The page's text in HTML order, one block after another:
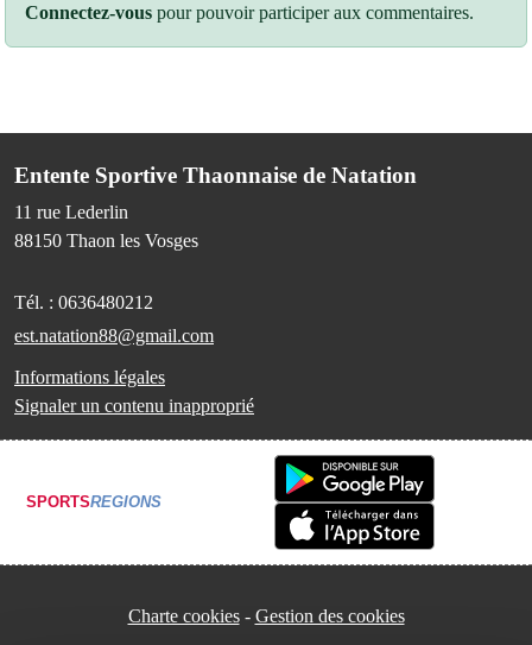
Connectez-vous pour pouvoir participer aux commentaires.
Entente Sportive Thaonnaise de Natation
11 rue Lederlin
88150 Thaon les Vosges
Tél. : 0636480212
est.natation88@gmail.com
Informations légales
Signaler un contenu inapproprié
SPORTSREGIONS
Charte cookies Gestion des cookies